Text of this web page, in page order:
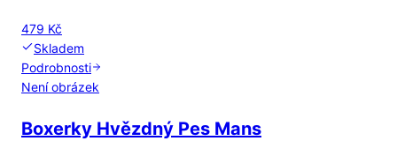
479 Kč
Skladem
Podrobnosti
Není obrázek
Boxerky Hvězdný Pes Mans